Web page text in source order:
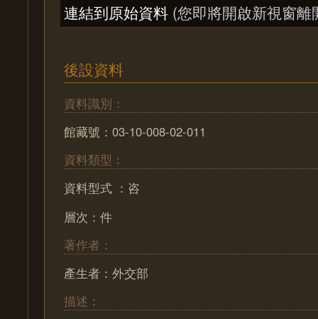
連結到原始資料 (您即將開啟新視窗離
後設資料
資料識別：
館藏號：03-10-008-02-011
資料類型：
資料型式 ：咨
層次：件
著作者：
產生者：外交部
描述：